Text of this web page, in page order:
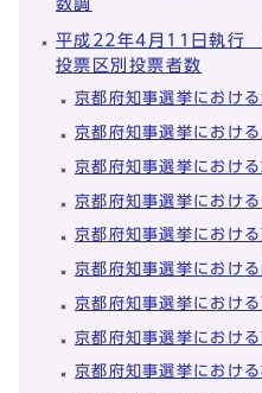
平成22年4月11日執行
投票区別投票者数
京都府知事選挙におけ
京都府知事選挙におけ
京都府知事選挙におけ
京都府知事選挙におけ
京都府知事選挙におけ
京都府知事選挙におけ
京都府知事選挙におけ
京都府知事選挙におけ
京都府知事選挙におけ